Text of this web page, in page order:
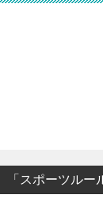
「スポーツルー